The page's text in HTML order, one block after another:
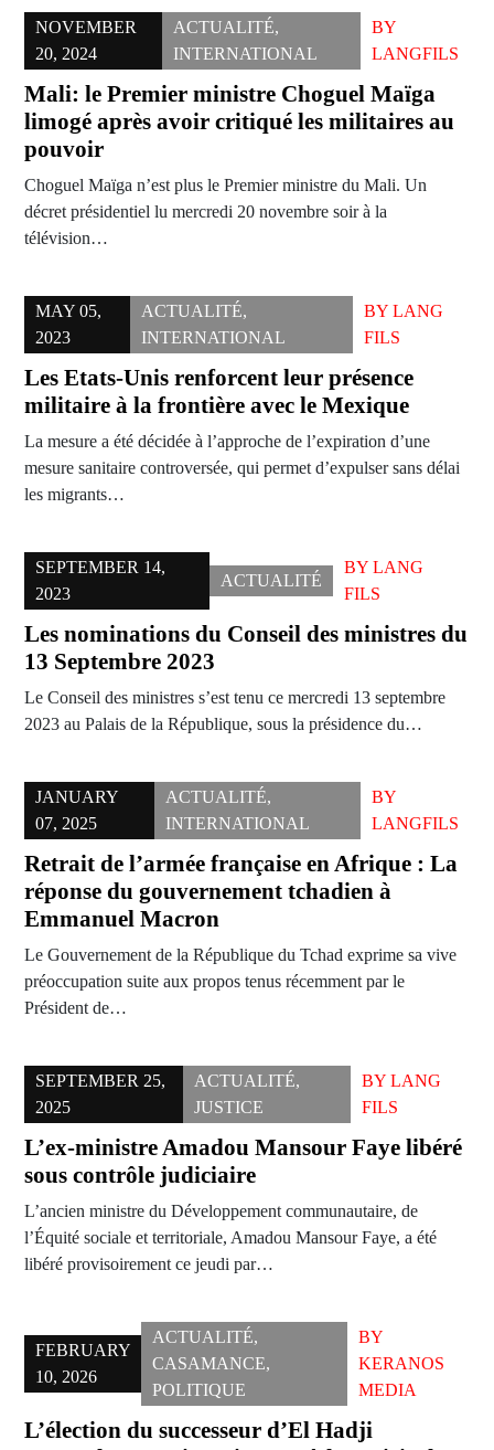
NOVEMBER
20, 2024
ACTUALITÉ,
INTERNATIONAL
BY
LANGFILS
Mali: le Premier ministre Choguel Maïga
limogé après avoir critiqué les militaires au
pouvoir
Choguel Maïga n’est plus le Premier ministre du Mali. Un
décret présidentiel lu mercredi 20 novembre soir à la
télévision…
MAY 05,
2023
ACTUALITÉ,
INTERNATIONAL
BY LANG
FILS
Les Etats-Unis renforcent leur présence
militaire à la frontière avec le Mexique
La mesure a été décidée à l’approche de l’expiration d’une
mesure sanitaire controversée, qui permet d’expulser sans délai
les migrants…
SEPTEMBER 14,
2023
ACTUALITÉ
BY LANG
FILS
Les nominations du Conseil des ministres du
13 Septembre 2023
Le Conseil des ministres s’est tenu ce mercredi 13 septembre
2023 au Palais de la République, sous la présidence du…
JANUARY
07, 2025
ACTUALITÉ,
INTERNATIONAL
BY
LANGFILS
Retrait de l’armée française en Afrique : La
réponse du gouvernement tchadien à
Emmanuel Macron
Le Gouvernement de la République du Tchad exprime sa vive
préoccupation suite aux propos tenus récemment par le
Président de…
SEPTEMBER 25,
2025
ACTUALITÉ,
JUSTICE
BY LANG
FILS
L’ex-ministre Amadou Mansour Faye libéré
sous contrôle judiciaire
L’ancien ministre du Développement communautaire, de
l’Équité sociale et territoriale, Amadou Mansour Faye, a été
libéré provisoirement ce jeudi par…
FEBRUARY
10, 2026
ACTUALITÉ,
CASAMANCE,
POLITIQUE
BY
KERANOS
MEDIA
L’élection du successeur d’El Hadji